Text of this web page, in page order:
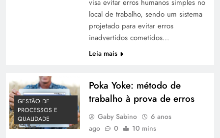
visa evitar erros humanos simples no
local de trabalho, sendo um sistema
projetado para evitar erros
inadvertidos cometidos…
Leia mais
GESTÃO DE
PROCESSOS E
QUALIDADE
Poka Yoke: método de
trabalho à prova de erros
Gaby Sabino
6 anos
ago
0 10 mins